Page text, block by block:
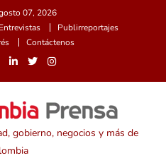
07, 2026
Entrevistas
Publirreportajes
Contáctenos
gobierno, negocios y más de